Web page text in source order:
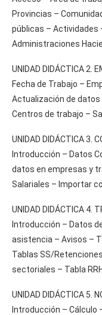
Provincias –
públicas – Actividades
Administraciones
UNIDAD DIDÁCTICA 2.
Fecha de Trabajo –
Actualización de
Centros de trabajo –
UNIDAD DIDÁCTICA 3.
Introducción – Datos
datos en empresas y
Salariales – Importar
UNIDAD DIDÁCTICA 4.
Introducción – Datos
asistencia – Avisos –
Tablas SS/
sectoriales – Tabla
UNIDAD DIDÁCTICA 5.
Introducción –